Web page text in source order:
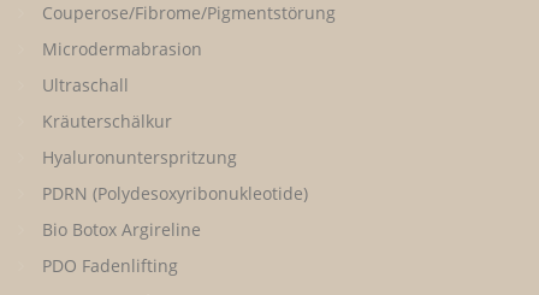
Couperose/Fibrome/Pigmentstörung
Microdermabrasion
Ultraschall
Kräuterschälkur
Hyaluronunterspritzung
PDRN (Polydesoxyribonukleotide)
Bio Botox Argireline
PDO Fadenlifting